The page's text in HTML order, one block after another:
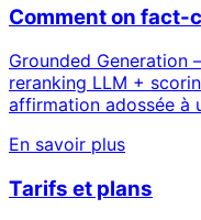
Comment on fact-
Grounded
reranking LLM +
affirmation adossée à
En savoir plus
Tarifs et plans